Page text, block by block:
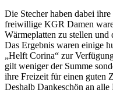
Die Stecher haben dabei
freiwillige KGR Damen
Wärmeplatten zu stellen und
Das Ergebnis waren einige
„Helft Corina“ zur
gilt weniger der Summe
ihre Freizeit für einen guten
Deshalb Dankeschön an